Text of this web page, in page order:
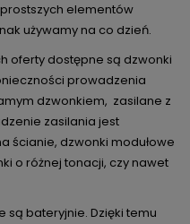
elementów
używamy na co dzień.
oferty dostępne są dzwonki
prowadzenia
dzwonkiem, zasilane z
zasilania jest
ścianie, dzwonki modułowe
o różnej tonacji, czy nawet
bateryjnie. Dzięki temu